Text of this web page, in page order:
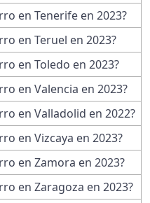
en Tenerife en 2023?
en Teruel en 2023?
en Toledo en 2023?
en Valencia en 2023?
en Valladolid en 2022?
en Vizcaya en 2023?
en Zamora en 2023?
en Zaragoza en 2023?